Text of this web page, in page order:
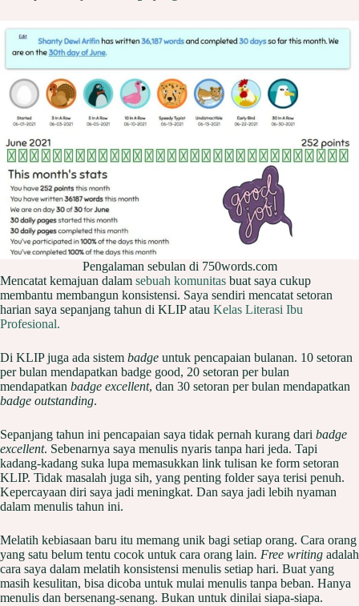
Pengalaman sebulan di 750words.com
Mencatat kemajuan dalam sebuah komunitas buat saya cukup
membantu membangun konsistensi. Saya sendiri mencatat setoran
harian saya sepanjang tahun di KLIP atau Kelas Literasi Ibu
Profesional.
Di KLIP juga ada sistem badge untuk pencapaian bulanan. 10 setoran
per bulan mendapatkan badge good, 20 setoran per bulan
mendapatkan badge excellent, dan 30 setoran per bulan mendapatkan
badge outstanding.
Sepanjang tahun ini pencapaian saya tidak pernah kurang dari badge
excellent. Sebenarnya saya menulis nyaris tanpa hari jeda. Tapi
kadang-kadang suka lupa memasukkan link tulisan ke form setoran
KLIP. Tidak masalah juga sih, yang penting folder saya terisi penuh.
Kepercayaan diri saya jadi meningkat. Dan saya jadi lebih nyaman
dalam menulis tahun ini.
Melatih kebiasaan baru itu memang unik bagi setiap orang. Cara orang
yang satu belum tentu cocok untuk cara orang lain. Free writing adalah
cara saya dalam melatih konsistensi menulis setiap hari. Buat yang
masih kesulitan, bisa dicoba untuk mulai menulis tanpa beban. Hanya
menulis dan bersenang-senang. Bukan untuk dinilai siapa-siapa.